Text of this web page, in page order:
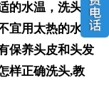
的水温，洗头水
宜用太热的水洗
保养头皮和头发
样正确洗头,教